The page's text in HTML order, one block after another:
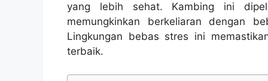
yang lebih sehat. Kambing ini
memungkinkan berkeliaran dengan
Lingkungan bebas stres ini
terbaik.